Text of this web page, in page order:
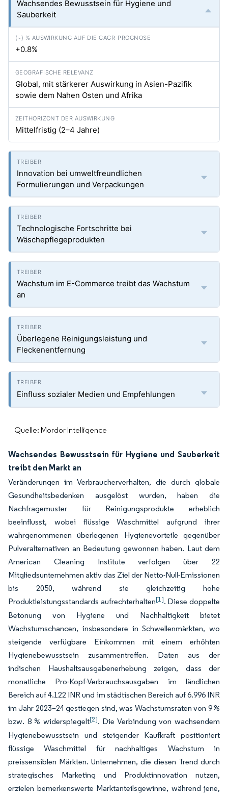
Wachsendes Bewusstsein für Hygiene und
Sauberkeit
+0.8%
Global, mit stärkerer Auswirkung in Asien-Pazifik
sowie dem Nahen Osten und Afrika
Mittelfristig (2–4 Jahre)
Innovation bei umweltfreundlichen
Formulierungen und Verpackungen
Technologische Fortschritte bei
Wäschepflegeprodukten
Wachstum im E-Commerce treibt das Wachstum
an
Überlegene Reinigungsleistung und
Fleckenentfernung
Einfluss sozialer Medien und Empfehlungen
Quelle: Mordor Intelligence
Wachsendes Bewusstsein für Hygiene und Sauberkeit
treibt den Markt an
Veränderungen im Verbraucherverhalten, die durch globale
Gesundheitsbedenken ausgelöst wurden, haben die
Nachfragemuster für Reinigungsprodukte erheblich
beeinflusst, wobei flüssige Waschmittel aufgrund ihrer
wahrgenommenen überlegenen Hygienevorteile gegenüber
Pulveralternativen an Bedeutung gewonnen haben. Laut dem
American Cleaning Institute verfolgen über 22
Mitgliedsunternehmen aktiv das Ziel der Netto-Null-Emissionen
bis 2050, während sie gleichzeitig hohe
Produktleistungsstandards aufrechterhalten[1]. Diese doppelte
Betonung von Hygiene und Nachhaltigkeit bietet
Wachstumschancen, insbesondere in Schwellenmärkten, wo
steigende verfügbare Einkommen mit einem erhöhten
Hygienebewusstsein zusammentreffen. Daten aus der
indischen Haushaltsausgabenerhebung zeigen, dass der
monatliche Pro-Kopf-Verbrauchsausgaben im ländlichen
Bereich auf 4.122 INR und im städtischen Bereich auf 6.996 INR
im Jahr 2023–24 gestiegen sind, was Wachstumsraten von 9 %
bzw. 8 % widerspiegelt[2]. Die Verbindung von wachsendem
Hygienebewusstsein und steigender Kaufkraft positioniert
flüssige Waschmittel für nachhaltiges Wachstum in
preissensiblen Märkten. Unternehmen, die diesen Trend durch
strategisches Marketing und Produktinnovation nutzen,
erzielen bemerkenswerte Marktanteilsgewinne, während jene,